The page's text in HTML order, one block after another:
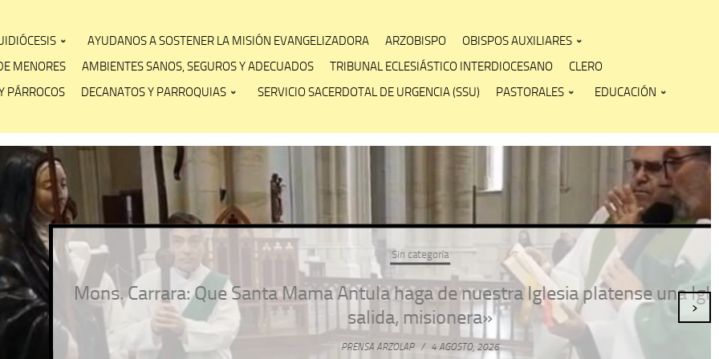
AYUDANOS A SOSTENER LA MISIÓN EVANGELIZADORA ARZOBISPO
OBISPOS AUXILIARES
MENORES
AMBIENTES SANOS, SEGUROS Y ADECUADOS TRIBUNAL ECLESIÁSTICO INTERDIOCESANO
CLERO
PÁRROCOS
DECANATOS Y PARROQUIAS SERVICIO SACERDOTAL DE URGENCIA (SSU) PASTORALES EDUCACIÓN
Sin categoría
Mama Antula haga de nuestra Iglesia platense una Iglesia en
salida, misionera»
/ 4 AGOSTO, 2026
›